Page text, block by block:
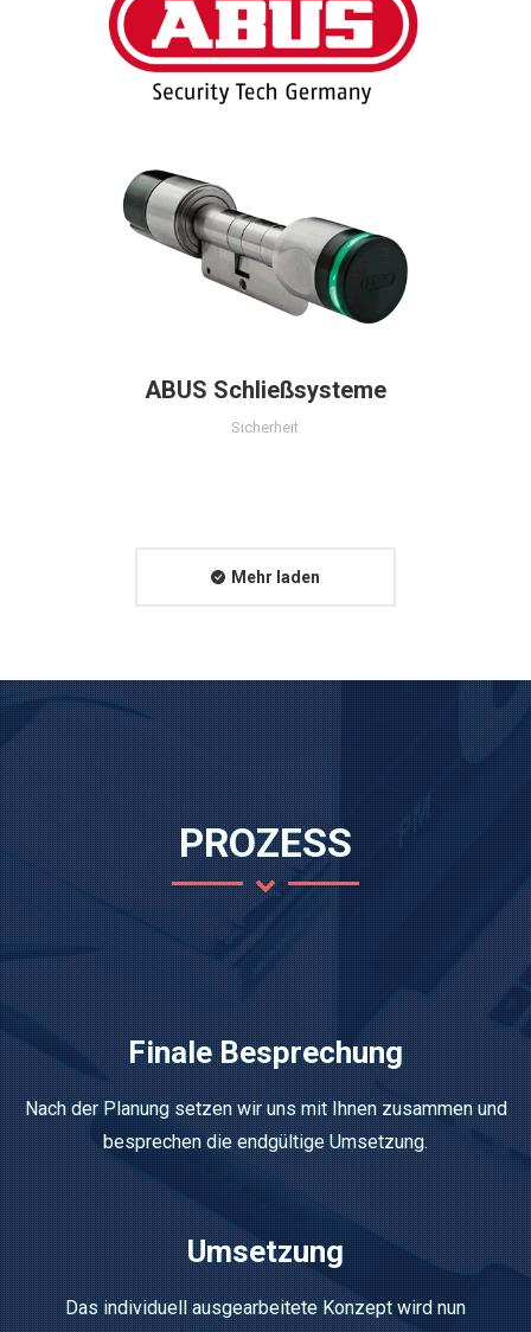
ABUS Schließsysteme
Sicherheit
Mehr laden
PROZESS
Finale Besprechung
Nach der Planung setzen wir uns mit Ihnen zusammen und
besprechen die endgültige Umsetzung.
Umsetzung
Das individuell ausgearbeitete Konzept wird nun